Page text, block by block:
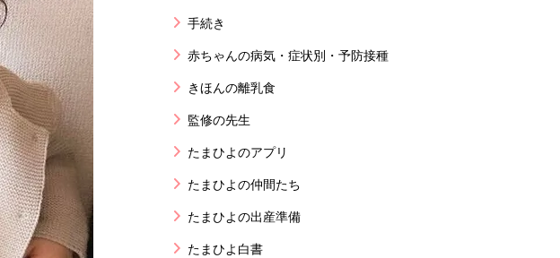
手続き
赤ちゃんの病気・症状別・予防接種
きほんの離乳食
監修の先生
たまひよのアプリ
たまひよの仲間たち
たまひよの出産準備
たまひよ白書